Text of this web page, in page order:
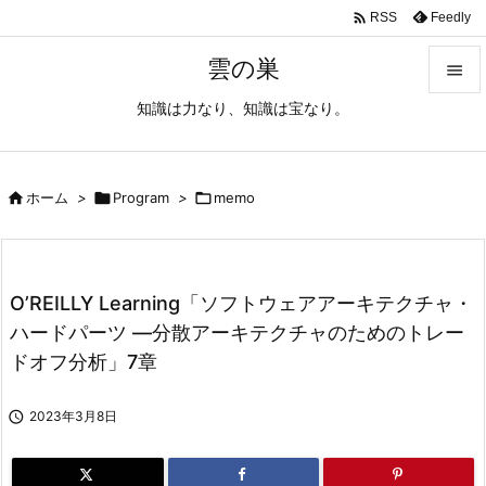
雲の巣
知識は力なり、知識は宝なり。

次へ

 RSS Feedly
ホーム > Program > memo
O’REILLY Learning「ソフトウェアアーキテクチャ・
ハードパーツ ―分散アーキテクチャのためのトレー
ドオフ分析」7章
 2023年3月8日